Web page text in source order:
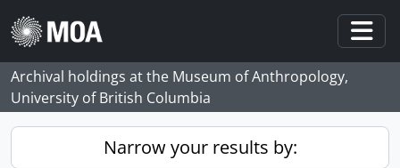
Skip to main content
Archival holdings at the Museum of Anthropology,
University of British Columbia
Narrow your results by: